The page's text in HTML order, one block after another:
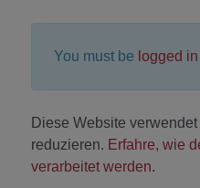
You must be logged in
Diese Website
reduzieren. Erfahre, wie
verarbeitet werden.